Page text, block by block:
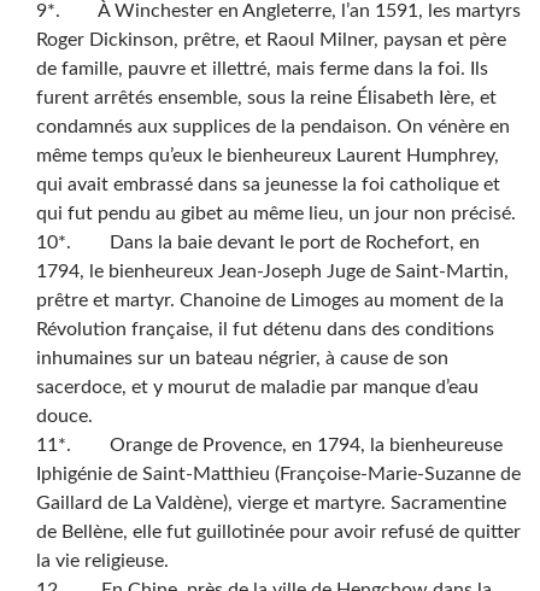
9*. À Winchester en Angleterre, l’an 1591, les martyrs
Roger Dickinson, prêtre, et Raoul Milner, paysan et père
de famille, pauvre et illettré, mais ferme dans la foi. Ils
furent arrêtés ensemble, sous la reine Élisabeth Ière, et
condamnés aux supplices de la pendaison. On vénère en
même temps qu’eux le bienheureux Laurent Humphrey,
qui avait embrassé dans sa jeunesse la foi catholique et
qui fut pendu au gibet au même lieu, un jour non précisé.
10*. Dans la baie devant le port de Rochefort, en
1794, le bienheureux Jean-Joseph Juge de Saint-Martin,
prêtre et martyr. Chanoine de Limoges au moment de la
Révolution française, il fut détenu dans des conditions
inhumaines sur un bateau négrier, à cause de son
sacerdoce, et y mourut de maladie par manque d’eau
douce.
11*. Orange de Provence, en 1794, la bienheureuse
Iphigénie de Saint-Matthieu (Françoise-Marie-Suzanne de
Gaillard de La Valdène), vierge et martyre. Sacramentine
de Bellène, elle fut guillotinée pour avoir refusé de quitter
la vie religieuse.